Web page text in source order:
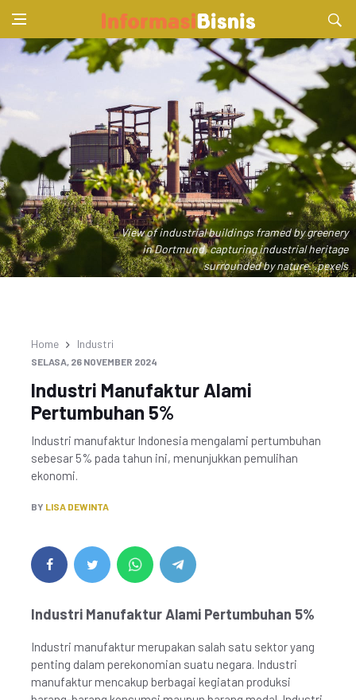
View of industrial buildings framed by greenery
in Dortmund, capturing industrial heritage
surrounded by nature. .pexels
Home Industri
SELASA, 26 NOVEMBER 2024
Industri Manufaktur Alami
Pertumbuhan 5%
Industri manufaktur Indonesia mengalami pertumbuhan
sebesar 5% pada tahun ini, menunjukkan pemulihan
ekonomi.
BY LISA DEWINTA
Industri Manufaktur Alami Pertumbuhan 5%
Industri manufaktur merupakan salah satu sektor yang
penting dalam perekonomian suatu negara. Industri
manufaktur mencakup berbagai kegiatan produksi